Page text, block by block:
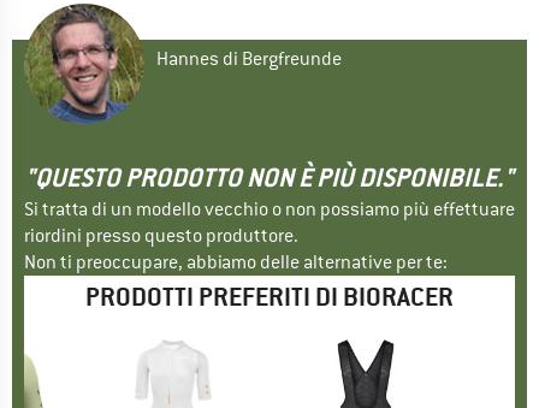
Hannes di Bergfreunde
"QUESTO PRODOTTO NON È PIÙ DISPONIBILE."
Si tratta di un modello vecchio o non possiamo più effettuare
riordini presso questo produttore.
Non ti preoccupare, abbiamo delle alternative per te:
PRODOTTI PREFERITI DI BIORACER